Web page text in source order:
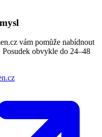
vám pomůže nabídnout
Posudek obvykle do 24–48